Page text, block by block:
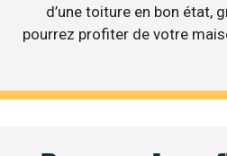
d’une toiture en bon état,
pourrez profiter de votre